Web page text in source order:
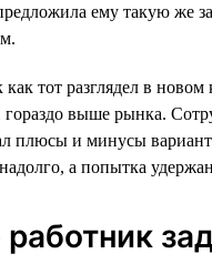
ему такую же
тот разглядел в
выше рынка.
и минусы
а попытка